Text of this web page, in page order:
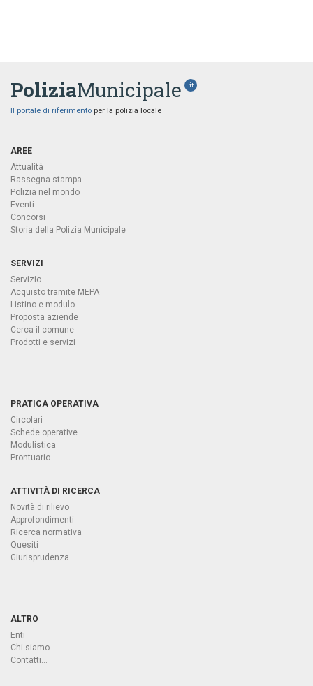
PoliziaMunicipale .it
Il portale di riferimento per la polizia locale
AREE
Attualità
Rassegna stampa
Polizia nel mondo
Eventi
Concorsi
Storia della Polizia Municipale
SERVIZI
Servizio...
Acquisto tramite MEPA
Listino e modulo
Proposta aziende
Cerca il comune
Prodotti e servizi
PRATICA OPERATIVA
Circolari
Schede operative
Modulistica
Prontuario
ATTIVITÀ DI RICERCA
Novità di rilievo
Approfondimenti
Ricerca normativa
Quesiti
Giurisprudenza
ALTRO
Enti
Chi siamo
Contatti...